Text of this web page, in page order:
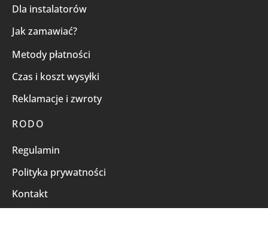
Dla instalatorów
Jak zamawiać?
Metody płatności
Czas i koszt wysyłki
Reklamacje i zwroty
RODO
Regulamin
Polityka prywatności
Kontakt